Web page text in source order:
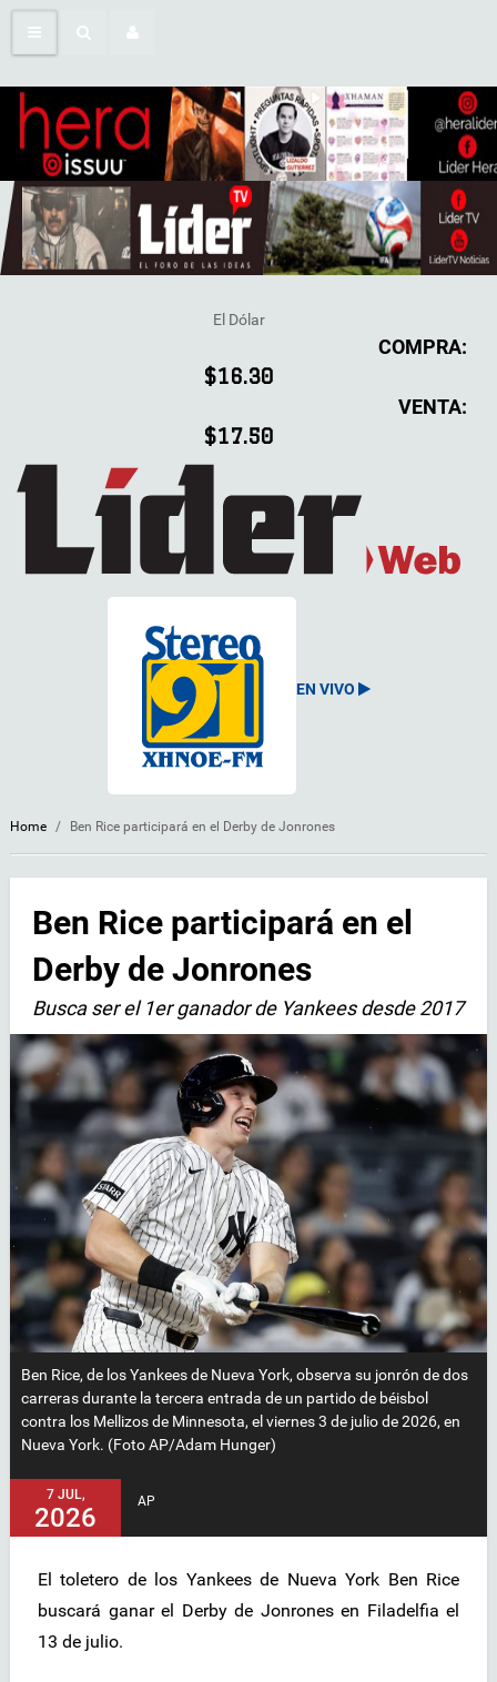
El Dólar
COMPRA:
$16.30
VENTA:
$17.50
EN VIVO
Home / Ben Rice participará en el Derby de Jonrones
Ben Rice participará en el
Derby de Jonrones
Busca ser el 1er ganador de Yankees desde 2017
Ben Rice, de los Yankees de Nueva York, observa su jonrón de dos
carreras durante la tercera entrada de un partido de béisbol
contra los Mellizos de Minnesota, el viernes 3 de julio de 2026, en
Nueva York. (Foto AP/Adam Hunger)
7 JUL,
2026
AP
El toletero de los Yankees de Nueva York Ben Rice
buscará ganar el Derby de Jonrones en Filadelfia el
13 de julio.